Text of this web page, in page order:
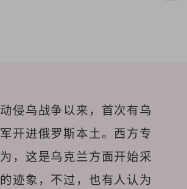
侵乌战争以来，首次有乌
开进俄罗斯本土。西方专
，这是乌克兰方面开始采
迹象，不过，也有人认为